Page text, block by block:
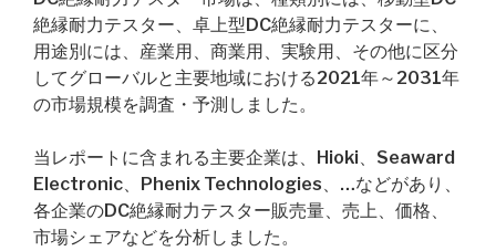
絶縁耐力テスター、卓上型DC絶縁耐力テスターに、
用途別には、産業用、商業用、実験用、その他に区分
してグローバルと主要地域における2021年～2031年
の市場規模を調査・予測しました。
当レポートに含まれる主要企業は、Hioki、Seaward
Electronic、Phenix Technologies、…などがあり、
各企業のDC絶縁耐力テスター販売量、売上、価格、
市場シェアなどを分析しました。